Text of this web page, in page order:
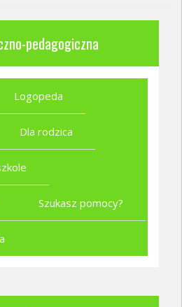
pedagogiczna
Logopeda
Dla rodzica
Szukasz pomocy?